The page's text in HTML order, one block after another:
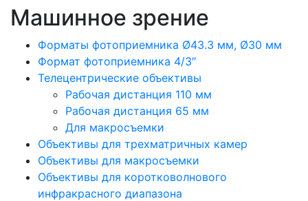
Машинное зрение
Форматы фотоприемника Ø43.3 мм, Ø30 мм
Формат фотоприемника 4/3″
Телецентрические объективы
Рабочая дистанция 110 мм
Рабочая дистанция 65 мм
Для макросъемки
Объективы для трехматричных камер
Объективы для макросъемки
Объективы для коротковолнового
инфракрасного диапазона